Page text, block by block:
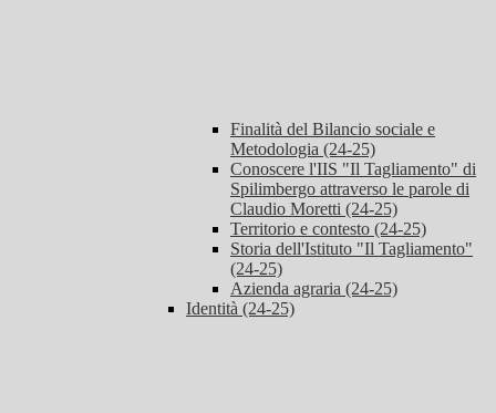
Finalità del Bilancio sociale e
Metodologia (24-25)
Conoscere l'IIS "Il Tagliamento" di
Spilimbergo attraverso le parole di
Claudio Moretti (24-25)
Territorio e contesto (24-25)
Storia dell'Istituto "Il Tagliamento"
(24-25)
Azienda agraria (24-25)
Identità (24-25)